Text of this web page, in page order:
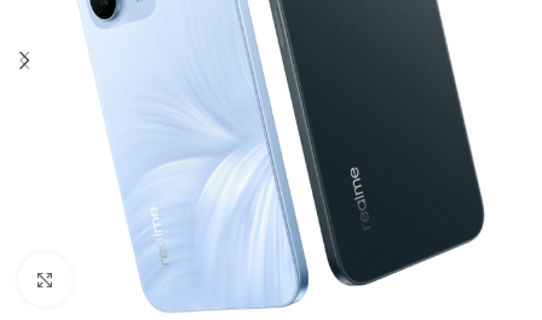
Click to enlarge